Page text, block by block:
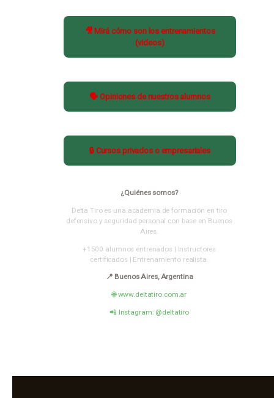
🎥 Mirá cómo son los entrenamientos
(videos)
🗣️ Opiniones de nuestros alumnos
🔒 Cursos privados o empresariales
¿Quiénes somos?
Delta Tiro es una academia de formación en tiro
defensivo y seguridad personal con base en Buenos
Aires.
+1500 alumnos entrenados | Instructores
certificados | Entrenamiento realista.
📍 Buenos Aires, Argentina
🌐 www.deltatiro.com.ar
📲 Instagram: @deltatiro